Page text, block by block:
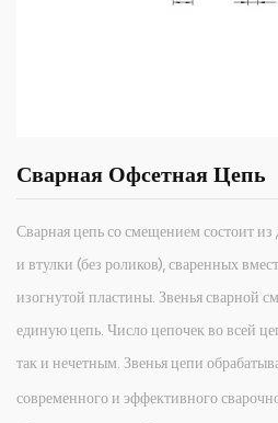
Сварная Офсетная Цепь
Сварная цепь со смещением состоит
и втулки (без роликов), сваренных
изогнутой пластины. Звенья сварной
единую цепь. Число цепочек во всей
так и нечетным. Звенья цепи
современного и эффективного